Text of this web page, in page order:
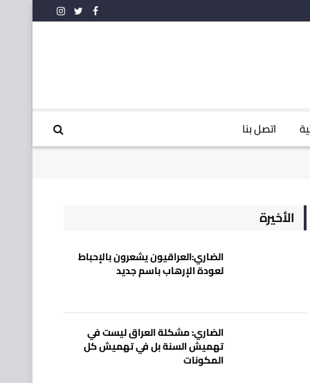
فيسبوك
تويترالانستغرام
اتصل بنا
الأخيرة
الضاري:العراقيون يشعرون بالإحباط
لعودة الإرهاب باسم جديد
الضاري: مشكلة العراق ليست في
تهميش السنة بل في تهميش كل
المكونات